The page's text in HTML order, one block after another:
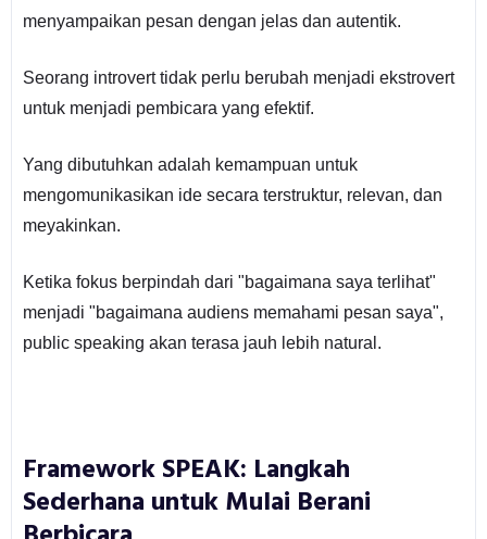
menyampaikan pesan dengan jelas dan autentik.
Seorang introvert tidak perlu berubah menjadi ekstrovert
untuk menjadi pembicara yang efektif.
Yang dibutuhkan adalah kemampuan untuk
mengomunikasikan ide secara terstruktur, relevan, dan
meyakinkan.
Ketika fokus berpindah dari "bagaimana saya terlihat"
menjadi "bagaimana audiens memahami pesan saya",
public speaking akan terasa jauh lebih natural.
Framework SPEAK: Langkah
Sederhana untuk Mulai Berani